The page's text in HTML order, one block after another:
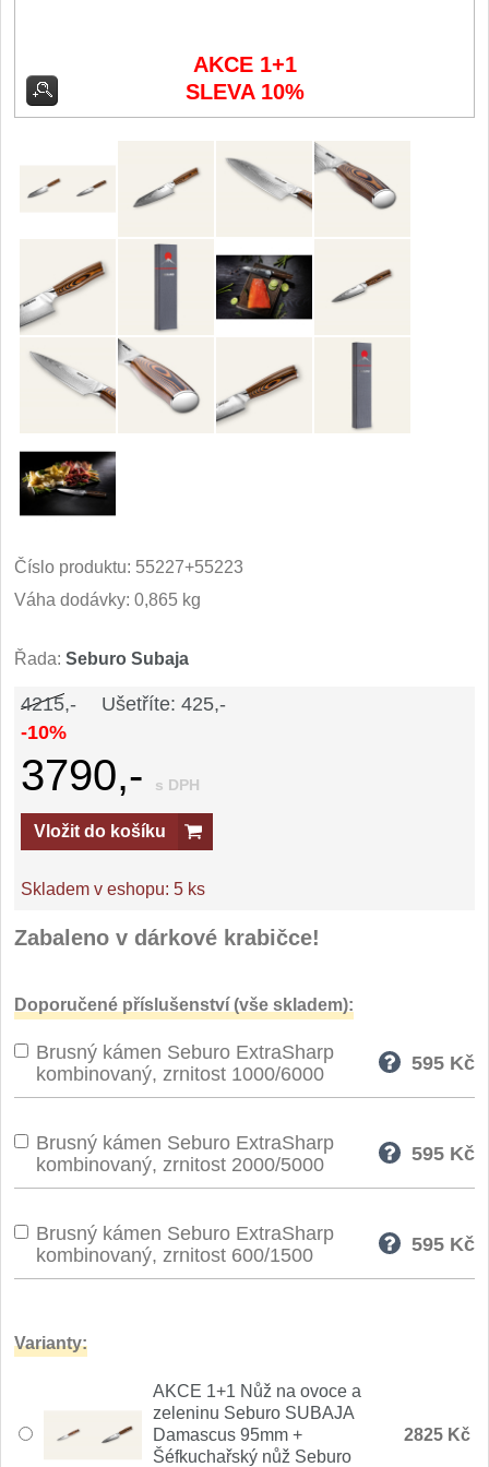
AKCE 1+1
SLEVA 10%
Číslo produktu: 55227+55223
Váha dodávky: 0,865 kg
Řada: Seburo Subaja
4215,- Ušetříte: 425,-
-10%
3790,- s DPH
Vložit do košíku
Skladem v eshopu: 5 ks
Zabaleno v dárkové krabičce!
Doporučené příslušenství (vše skladem):
Brusný kámen Seburo ExtraSharp
kombinovaný, zrnitost 1000/6000
595 Kč
Brusný kámen Seburo ExtraSharp
kombinovaný, zrnitost 2000/5000
595 Kč
Brusný kámen Seburo ExtraSharp
kombinovaný, zrnitost 600/1500
595 Kč
Varianty:
AKCE 1+1 Nůž na ovoce a
zeleninu Seburo SUBAJA
Damascus 95mm +
Šéfkuchařský nůž Seburo
2825 Kč